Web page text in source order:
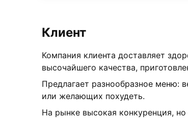
Клиент
Компания клиента доставляет
высочайшего качества,
Предлагает разнообразное меню:
или желающих похудеть.
На рынке высокая конкуренция,